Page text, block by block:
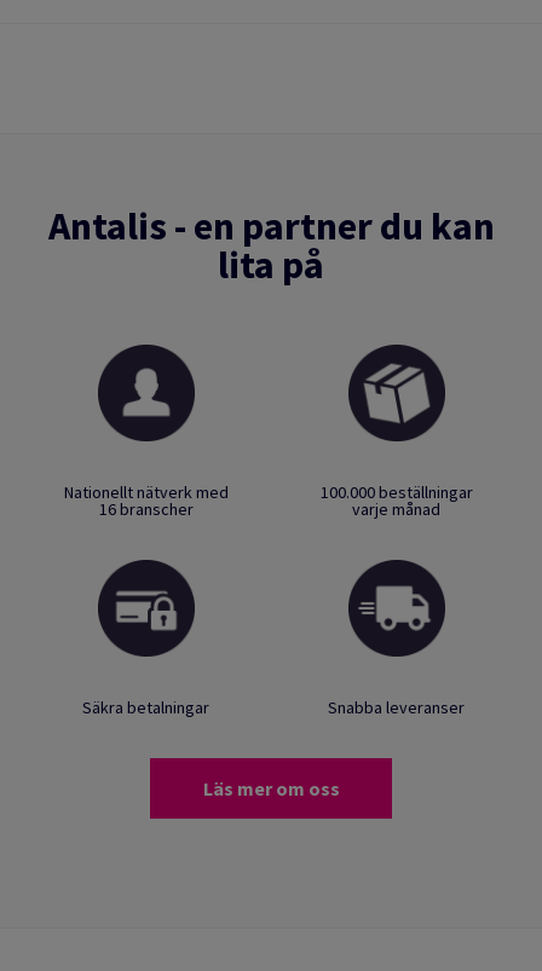
Antalis - en partner du kan
lita på
Nationellt nätverk med
16 branscher
100.000 beställningar
varje månad
Säkra betalningar Snabba leveranser
Läs mer om oss